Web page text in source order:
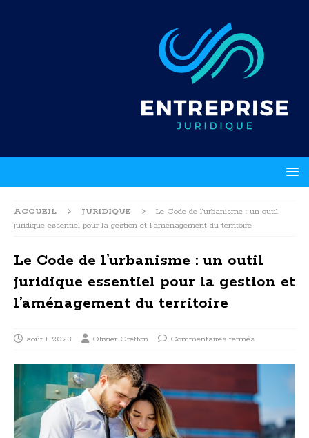
ACCUEIL JURIDIQUE
Le Code de l’urbanisme : un outil
juridique essentiel pour la gestion et l’aménagement du territoire
Le Code de l’urbanisme : un outil
juridique essentiel pour la gestion et
l’aménagement du territoire
août 1, 2023 Olivier Cretton Commentaires fermés